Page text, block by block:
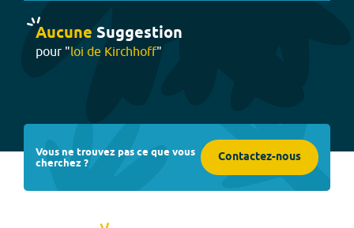
Aucune Suggestion
pour "loi de Kirchhoff"
Vous ne trouvez pas ce que vous
cherchez ? Contactez-nous